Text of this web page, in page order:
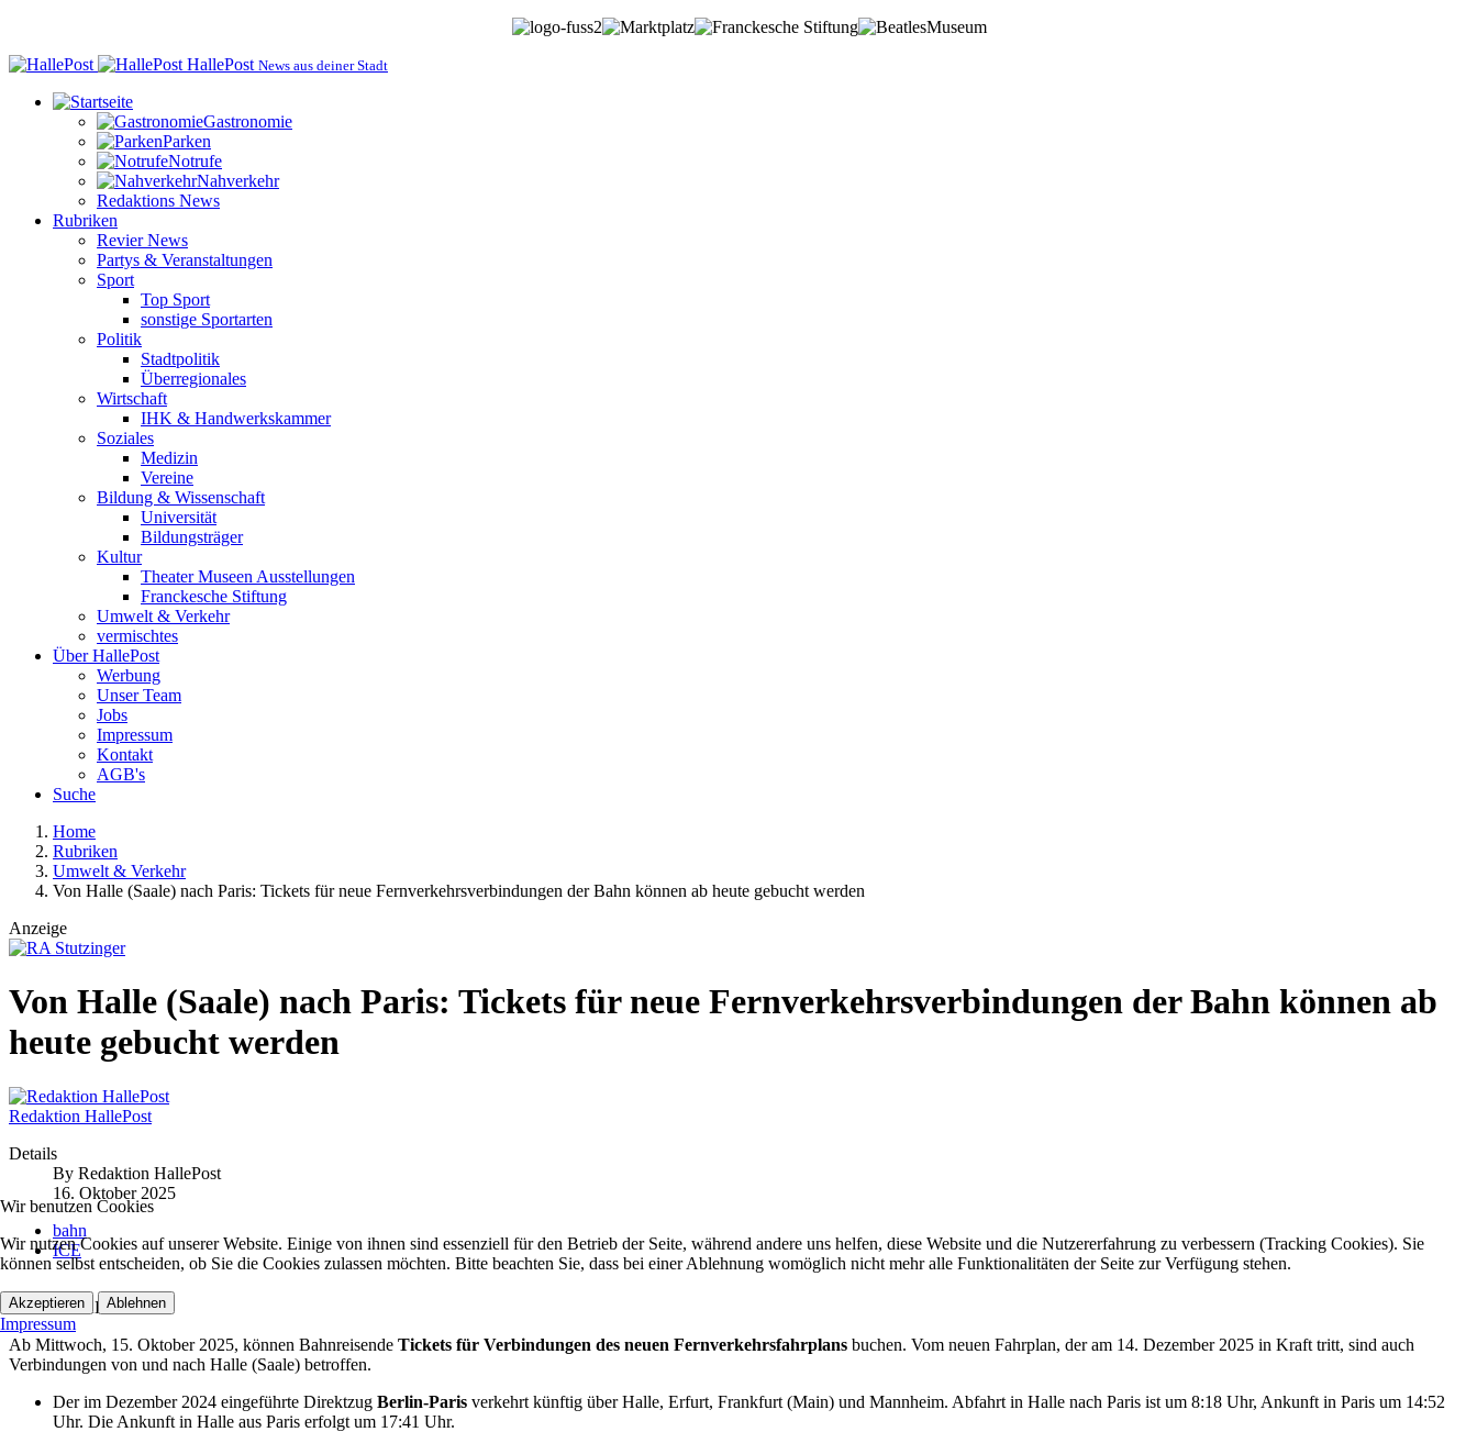
HallePost News aus deiner Stadt
Gastronomie
Parken
Notrufe
Nahverkehr
Redaktions News
Rubriken
Revier News
Partys & Veranstaltungen
Sport
Top Sport
sonstige Sportarten
Politik
Stadtpolitik
Überregionales
Wirtschaft
IHK & Handwerkskammer
Soziales
Medizin
Vereine
Bildung & Wissenschaft
Universität
Bildungsträger
Kultur
Theater Museen Ausstellungen
Franckesche Stiftung
Umwelt & Verkehr
vermischtes
Über HallePost
Werbung
Unser Team
Jobs
Impressum
Kontakt
AGB's
Suche
Home
Rubriken
Umwelt & Verkehr
Von Halle (Saale) nach Paris: Tickets für neue Fernverkehrsverbindungen der Bahn können ab heute gebucht werden
Anzeige
Von Halle (Saale) nach Paris: Tickets für neue Fernverkehrsverbindungen der Bahn können ab
heute gebucht werden
Redaktion HallePost
Details
By Redaktion HallePost
16. Oktober 2025
bahn
ICE
HP-KB
Ab Mittwoch, 15. Oktober 2025, können Bahnreisende Tickets für Verbindungen des neuen Fernverkehrsfahrplans buchen. Vom neuen Fahrplan, der am 14. Dezember 2025 in Kraft tritt, sind auch
Verbindungen von und nach Halle (Saale) betroffen.
Der im Dezember 2024 eingeführte Direktzug Berlin-Paris verkehrt künftig über Halle, Erfurt, Frankfurt (Main) und Mannheim. Abfahrt in Halle nach Paris ist um 8:18 Uhr, Ankunft in Paris um 14:52
Uhr. Die Ankunft in Halle aus Paris erfolgt um 17:41 Uhr.
Wir benutzen Cookies
Wir nutzen Cookies auf unserer Website. Einige von ihnen sind essenziell für den Betrieb der Seite, während andere uns helfen, diese Website und die Nutzererfahrung zu verbessern (Tracking Cookies). Sie
können selbst entscheiden, ob Sie die Cookies zulassen möchten. Bitte beachten Sie, dass bei einer Ablehnung womöglich nicht mehr alle Funktionalitäten der Seite zur Verfügung stehen.
Akzeptieren Ablehnen
Impressum